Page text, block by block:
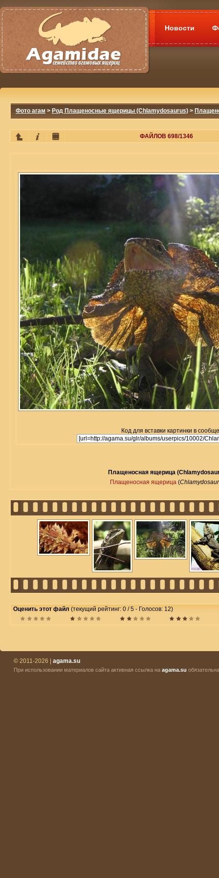
Новости
Фото агам > Род Плащеносные ящерицы (Chlamydosaurus) >
ФАЙЛОВ 698/1346
Код для вставки картинки в
Плащеносная ящерица
Плащеносная ящерица (
Оценить этот файл (текущий рейтинг: 0 / 5 - Голосов: 12)
© 2011-2026 | agama.su
При использовании материалов сайта активная ссылка на agama.su